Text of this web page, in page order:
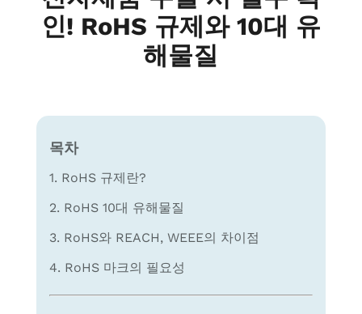
인! RoHS 규제와 10대 유
해물질
목차
1. RoHS 규제란?
2. RoHS 10대 유해물질
3. RoHS와 REACH, WEEE의 차이점
4. RoHS 마크의 필요성